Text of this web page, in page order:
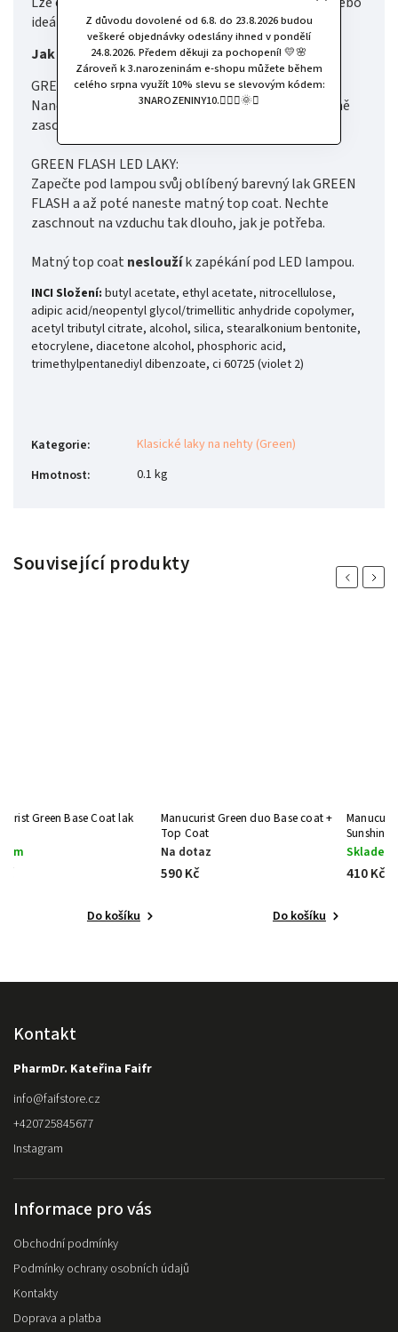
Z důvodu dovolené od 6.8. do 23.8.2026 budou
veškeré objednávky odeslány ihned v pondělí
24.8.2026. Předem děkuji za pochopení! 💛🌸
Zároveň k 3.narozeninám e-shopu můžete během
celého srpna využít 10% slevu se slevovým kódem:
3NAROZENINY10.🧚🏻‍♀️🌞✨
ideálně odlakovačem Green Flash.
Jak používat?
GREEN LAKY NA NEHTY:
Naneste matný top coat na nehet a nechte důkladně
zaschnout.
GREEN FLASH LED LAKY:
Zapečte pod lampou svůj oblíbený barevný lak GREEN
FLASH a až poté naneste matný top coat. Nechte
zaschnout na vzduchu tak dlouho, jak je potřeba.
Matný top coat nesloužík zapékání pod LED lampou.
INCI Složení: butyl acetate, ethyl acetate, nitrocellulose,
adipic acid/neopentyl glycol/trimellitic anhydride copolymer,
acetyl tributyl citrate, alcohol, silica, stearalkonium bentonite,
etocrylene, diacetone alcohol, phosphoric acid,
trimethylpentanediyl dibenzoate, ci 60725 (violet 2)
Kategorie:
Klasické laky na nehty (Green)
Hmotnost: 0.1 kg
Související produkty
Previous
Manucurist Green duo Base coat +
Do košíku
Manucurist Green Top Coat
Do košíku
Next
Kontakt
PharmDr. Kateřina Faifr
info@faifstore.cz
+420725845677
Instagram
Informace pro vás
Obchodní podmínky
Podmínky ochrany osobních údajů
Kontakty
Doprava a platba